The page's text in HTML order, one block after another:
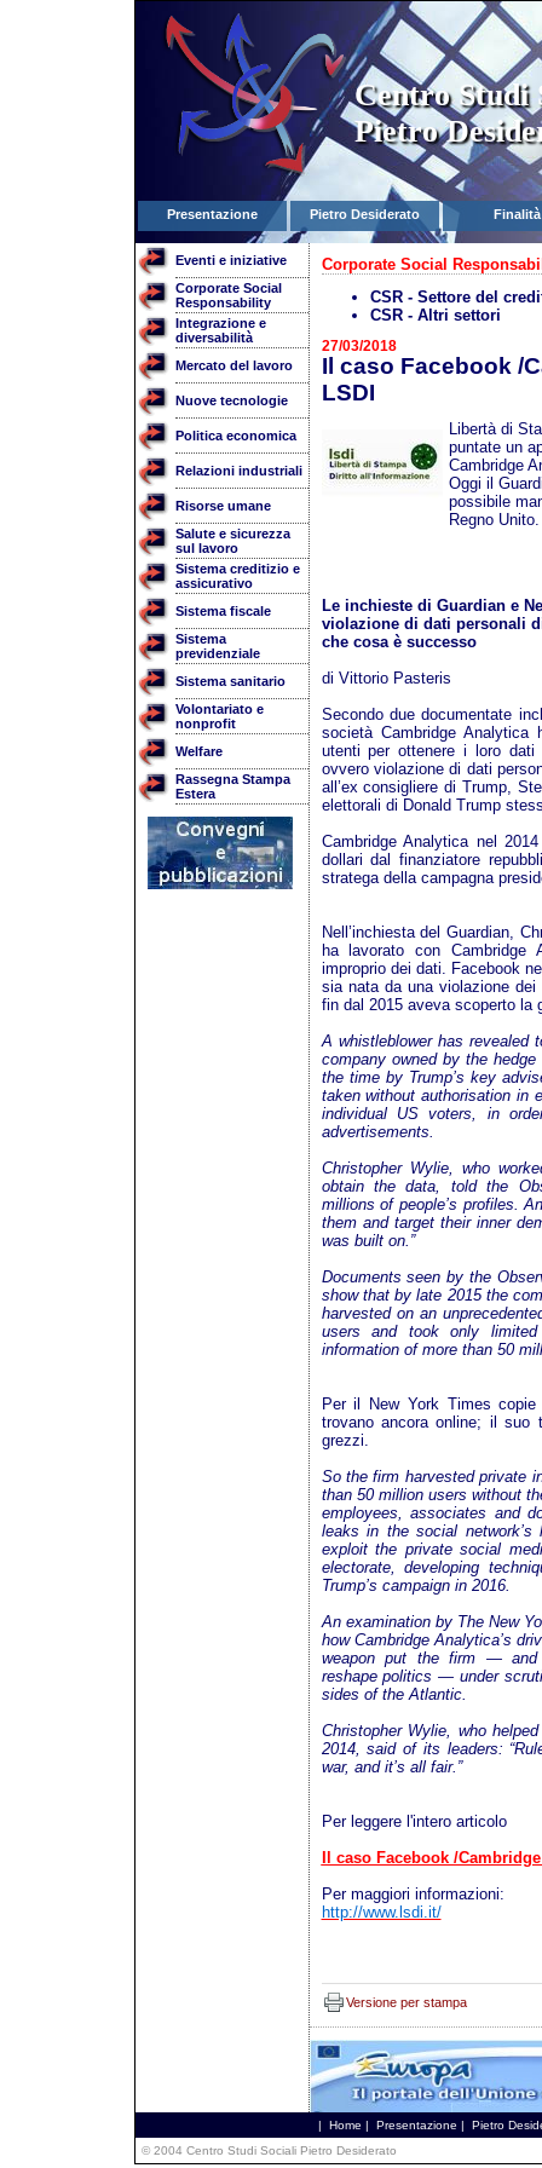
Centro Studi
Pietro
Presentazione Pietro Desiderato Finalità
Eventi e iniziative
Corporate Social
Responsability
Integrazione e
diversabilità
Mercato del lavoro
Nuove tecnologie
Politica economica
Relazioni industriali
Risorse umane
Salute e sicurezza
sul lavoro
Sistema creditizio e
assicurativo
Sistema fiscale
Sistema
previdenziale
Sistema sanitario
Volontariato e
nonprofit
Welfare
Rassegna Stampa
Estera
Corporate Social
CSR - Settore del
CSR - Altri settori
27/03/2018
Il caso Facebook /
LSDI
Libertà di
puntate un
Cambridge
Oggi il
possibile
Regno Unito.
Le inchieste di Guardian e
violazione di dati personali
che cosa è successo
di Vittorio Pasteris
Secondo due documentate
società Cambridge
utenti per ottenere i loro
ovvero violazione di dati
all’ex consigliere di Trump,
elettorali di Donald Trump
Cambridge Analytica nel
dollari dal finanziatore
stratega della campagna
Nell’inchiesta del Guardian,
ha lavorato con Cambridge
improprio dei dati. Facebook
sia nata da una violazione
fin dal 2015 aveva scoperto la
A whistleblower has revealed
company owned by the
the time by Trump’s key
taken without authorisation in
individual US voters, in
advertisements.
Christopher Wylie, who
obtain the data, told the
millions of people’s profiles.
them and target their inner
was built on.”
Documents seen by the
show that by late 2015 the
harvested on an
users and took only
information of more than 50
Per il New York Times
trovano ancora online; il suo
grezzi.
So the firm harvested private
than 50 million users without
employees, associates and
leaks in the social
exploit the private social
electorate, developing
Trump’s campaign in 2016.
An examination by The New
how Cambridge Analytica’s
weapon put the firm — and
reshape politics — under
sides of the Atlantic.
Christopher Wylie, who
2014, said of its leaders:
war, and it’s all fair.”
Per leggere l'intero articolo
Il caso Facebook /
Per maggiori informazioni:
http://www.lsdi.it/
Versione per stampa
| Home | Presentazione |
Pietro
© 2004 Centro Studi Sociali Pietro Desiderato